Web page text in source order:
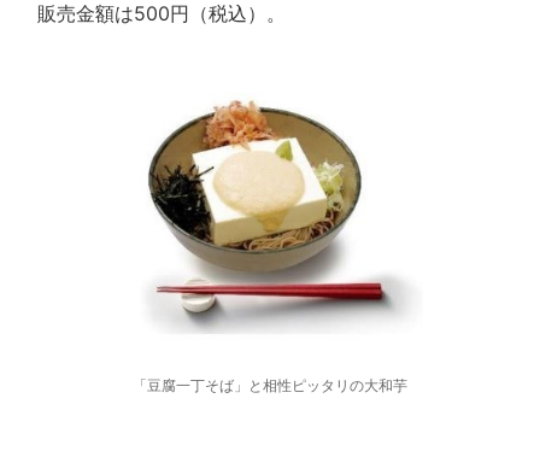
販売金額は500円（税込）。
「豆腐一丁そば」と相性ピッタリの大和芋